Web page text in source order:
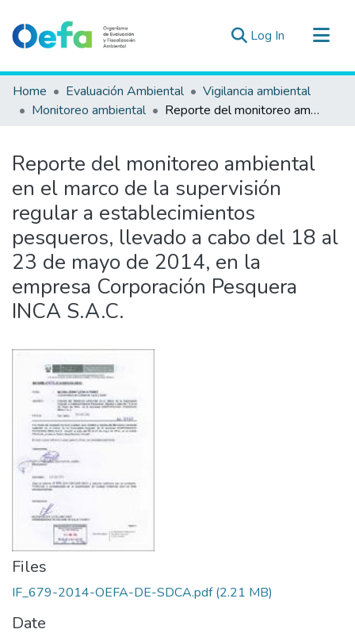
Log In (current)
Communities & Collections
All of DSpace
Estad. Externas
Guias ▾
Home Evaluación Ambiental
Vigilancia ambiental
Monitoreo ambiental
Reporte del monitoreo ambiental en el marco de la supervisión regular a establecimientos pesqueros, llevado a cabo del 18 al 23 de mayo de 2014, en la empresa Corporación Pesquera INCA S.A.C.
Reporte del monitoreo ambiental
en el marco de la supervisión
regular a establecimientos
pesqueros, llevado a cabo del 18 al
23 de mayo de 2014, en la
empresa Corporación Pesquera
INCA S.A.C.
Files
IF_679-2014-OEFA-DE-SDCA.pdf(2.21 MB)
Date